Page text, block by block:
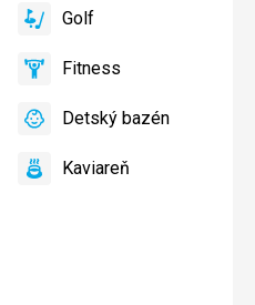
bazéne
Golf Golf
áno
FitnessFitness
áno
DetskýDetský bazén
áno
KaviareňKaviareň
áno